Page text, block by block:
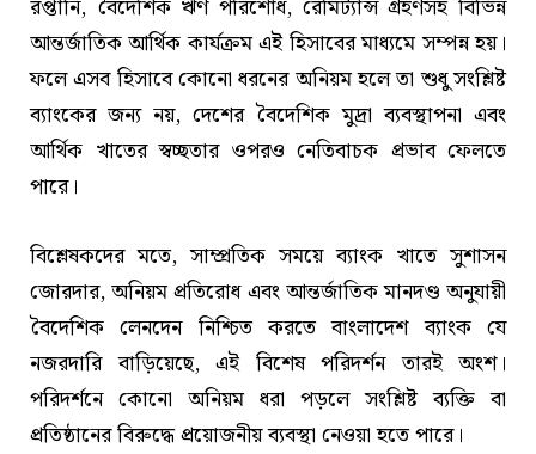
রপ্তানি, বৈদেশিক ঋণ পরিশোধ, রেমিট্যান্স গ্রহণসহ বিভিন্ন
আন্তর্জাতিক আর্থিক কার্যক্রম এই হিসাবের মাধ্যমে সম্পন্ন হয়।
ফলে এসব হিসাবে কোনো ধরনের অনিয়ম হলে তা শুধু সংশ্লিষ্ট
ব্যাংকের জন্য নয়, দেশের বৈদেশিক মুদ্রা ব্যবস্থাপনা এবং
আর্থিক খাতের স্বচ্ছতার ওপরও নেতিবাচক প্রভাব ফেলতে
পারে।
বিশ্লেষকদের মতে, সাম্প্রতিক সময়ে ব্যাংক খাতে সুশাসন
জোরদার, অনিয়ম প্রতিরোধ এবং আন্তর্জাতিক মানদণ্ড অনুযায়ী
বৈদেশিক লেনদেন নিশ্চিত করতে বাংলাদেশ ব্যাংক যে
নজরদারি বাড়িয়েছে, এই বিশেষ পরিদর্শন তারই অংশ।
পরিদর্শনে কোনো অনিয়ম ধরা পড়লে সংশ্লিষ্ট ব্যক্তি বা
প্রতিষ্ঠানের বিরুদ্ধে প্রয়োজনীয় ব্যবস্থা নেওয়া হতে পারে।